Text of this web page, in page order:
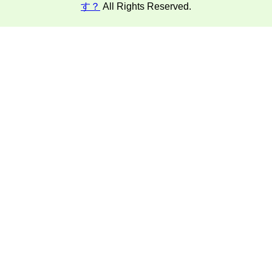
す？ All Rights Reserved.